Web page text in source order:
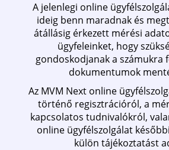
A jelenlegi online
ideig benn maradnak és
átállásig érkezett mérési
ügyfeleinket, hogy
gondoskodjanak a számukra
dokumentumok
Az MVM Next online
történő regisztrációról, a
kapcsolatos tudnivalókról,
online ügyfélszolgálat
külön tájékoztatást